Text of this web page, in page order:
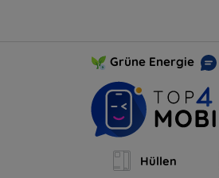
Grüne Energie
Hüllen